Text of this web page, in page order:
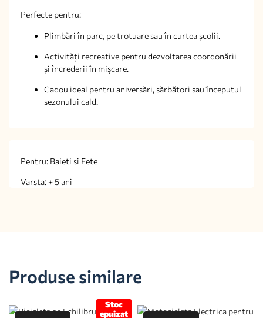
Perfecte pentru:
Plimbări în parc, pe trotuare sau în curtea școlii.
Activități recreative pentru dezvoltarea coordonării
și încrederii în mișcare.
Cadou ideal pentru aniversări, sărbători sau începutul
sezonului cald.
Pentru: Baieti si Fete
Varsta: + 5 ani
Produse similare
Stoc
epuizat